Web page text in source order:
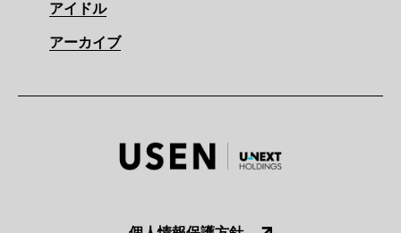
アイドル
アーカイブ